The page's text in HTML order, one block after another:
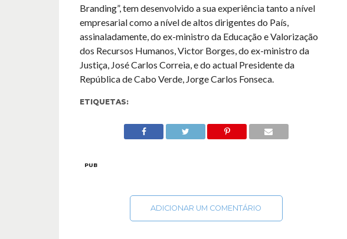
Branding”, tem desenvolvido a sua experiência tanto a nível
empresarial como a nível de altos dirigentes do País,
assinaladamente, do ex-ministro da Educação e Valorização
dos Recursos Humanos, Victor Borges, do ex-ministro da
Justiça, José Carlos Correia, e do actual Presidente da
República de Cabo Verde, Jorge Carlos Fonseca.
ETIQUETAS:
PUB
ADICIONAR UM COMENTÁRIO